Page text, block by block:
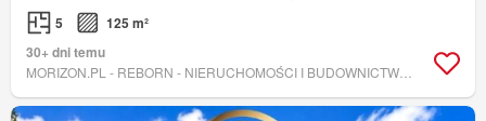
5
125 m²
30+ dni temu